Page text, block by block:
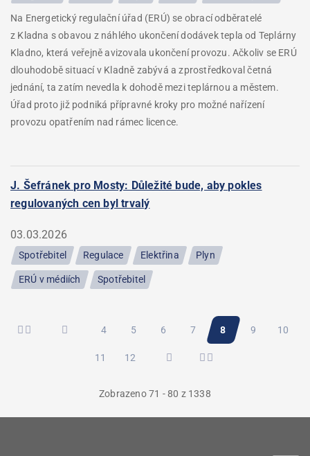
Na Energetický regulační úřad (ERÚ) se obrací odběratelé
z Kladna s obavou z náhlého ukončení dodávek tepla od Teplárny
Kladno, která veřejně avizovala ukončení provozu. Ačkoliv se ERÚ
dlouhodobě situací v Kladně zabývá a zprostředkoval četná
jednání, ta zatím nevedla k dohodě mezi teplárnou a městem.
Úřad proto již podniká přípravné kroky pro možné nařízení
provozu opatřením nad rámec licence.
J. Šefránek pro Mosty: Důležité bude, aby pokles
regulovaných cen byl trvalý
03.03.2026
Spotřebitel Regulace Elektřina Plyn
ERÚ v médiích Spotřebitel
Stránka
4 Stránka
5 Stránka
6 Stránka
7 Aktuální
8 Stránka
9 10
Stránka
11 Stránka
12
Zobrazeno 71 - 80 z 1338